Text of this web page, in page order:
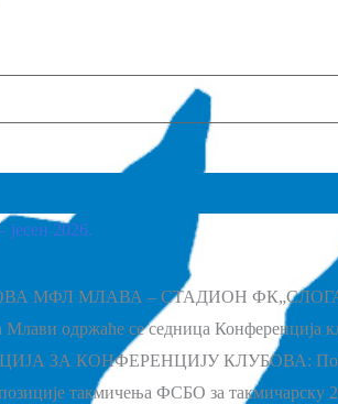
2026.
МЛАВА – СТАДИОН ФК„СЛОГА 33“
одржаће се седница Конференција
ЗА КОНФЕРЕНЦИЈУ КЛУБОВА: Позив
такмичења ФСБО за такмичарску